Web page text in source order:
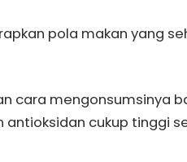
pola makan yang
cara mengonsumsinya
antioksidan cukup tinggi